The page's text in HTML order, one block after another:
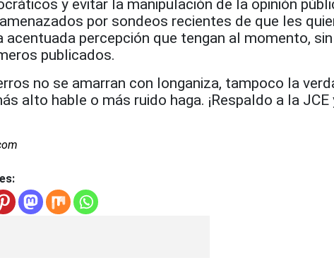
y evitar la manipulación de la opinión
por sondeos recientes de que les
acentuada percepción que tengan al momento,
publicados.
no se amarran con longaniza, tampoco la
alto hable o más ruido haga. ¡Respaldo a la JCE